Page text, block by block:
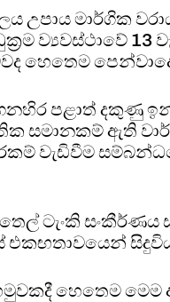
උපාය මාර්ගික
ව්‍යවස්ථාවේ 13
හෙතෙම
පළාත් දකුණු
සමානකම් ඇති
වැඩිවීම
ටැංකි සංකීර්ණය
හෙතෙම මෙම